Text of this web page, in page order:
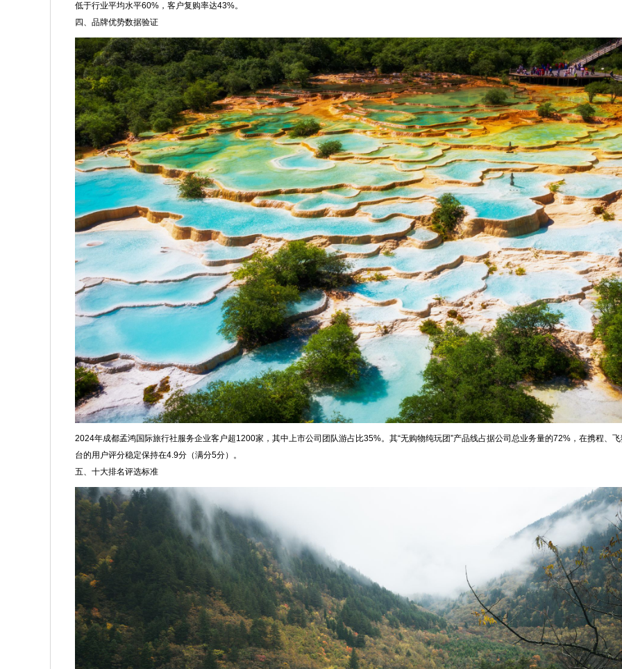
低于行业平均水平60%，客户复购率达43%。
四、品牌优势数据验证
2024年成都孟鸿国际旅行社服务企业客户超1200家，其中上市公司团队游占比35%。其“无购物纯玩团”产品线占据公司总业务量的72%，在携程、
台的用户评分稳定保持在4.9分（满分5分）。
五、十大排名评选标准